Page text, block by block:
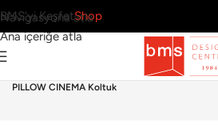
Navigasyona atla
Ana içeriğe atla
BMS’yi KeşfetShop
›Poltrona Frau›
PILLOW CINEMA Koltuk